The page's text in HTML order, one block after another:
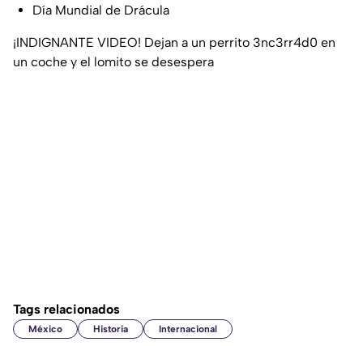
Día Mundial de Drácula
¡INDIGNANTE VIDEO! Dejan a un perrito 3nc3rr4d0 en
un coche y el lomito se desespera
Tags relacionados
México Historia Internacional